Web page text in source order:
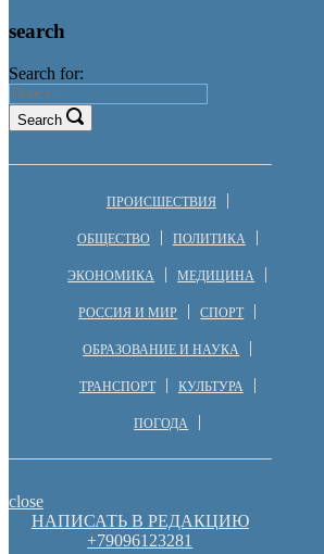
search
Search for:
Search
ПРОИСШЕСТВИЯ
ОБЩЕСТВО ПОЛИТИКА
ЭКОНОМИКА МЕДИЦИНА
РОССИЯ И МИР СПОРТ
ОБРАЗОВАНИЕ И НАУКА
ТРАНСПОРТ КУЛЬТУРА
ПОГОДА
close
НАПИСАТЬ В РЕДАКЦИЮ
+79096123281